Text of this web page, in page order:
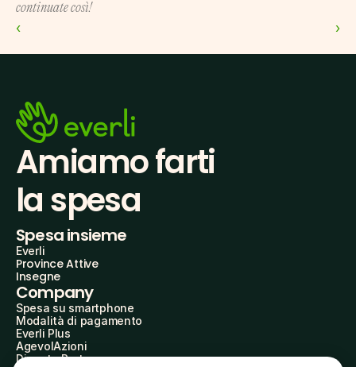
continuate così!
‹ ›
Amiamo farti
la spesa
Spesa insieme
Everli
Province Attive
Insegne
Company
Spesa su smartphone
Modalità di pagamento
Everli Plus
AgevolAzioni
Diventa Partner